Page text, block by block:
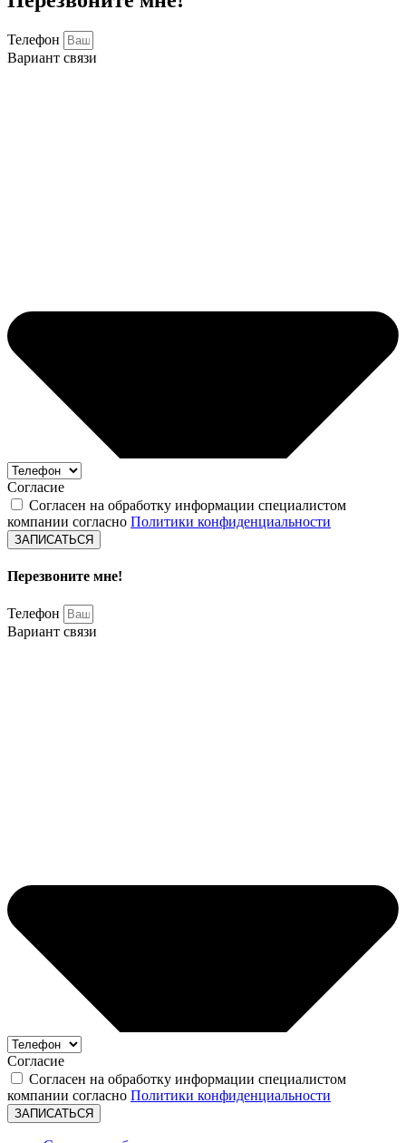
Телефон
Вариант связи
Согласие
Согласен на обработку информации специалистом
компании согласно Политики конфиденциальности
ЗАПИСАТЬСЯ
Перезвоните мне!
Телефон
Вариант связи
Согласие
Согласен на обработку информации специалистом
компании согласно Политики конфиденциальности
ЗАПИСАТЬСЯ